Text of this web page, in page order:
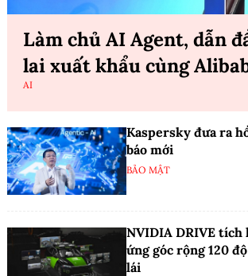
Làm chủ AI Agent, dẫn
lai xuất khẩu cùng
AI
Kaspersky đưa ra
báo mới
BẢO MẬT
NVIDIA DRIVE
ứng góc rộng 120
lái